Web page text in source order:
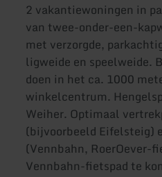
2 vakantiewoningen in
van twee-onder-een-
met verzorgde,
ligweide en speelweide.
doen in het ca. 1000
winkelcentrum.
Weiher. Optimaal
(bijvoorbeeld Eifelsteig)
(Vennbahn, RoerOever-
Vennbahn-fietspad te